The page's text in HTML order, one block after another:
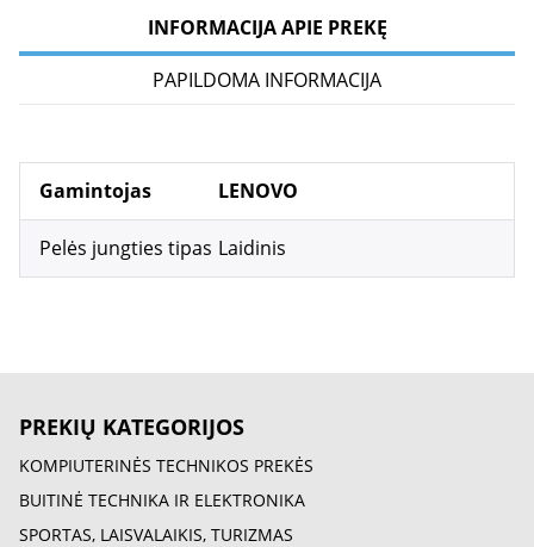
INFORMACIJA APIE PREKĘ
PAPILDOMA INFORMACIJA
Gamintojas LENOVO
Pelės jungties tipas Laidinis
PREKIŲ KATEGORIJOS
KOMPIUTERINĖS TECHNIKOS PREKĖS
BUITINĖ TECHNIKA IR ELEKTRONIKA
SPORTAS, LAISVALAIKIS, TURIZMAS